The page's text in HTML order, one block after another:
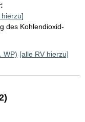
hierzu]
des Kohlendioxid-
WP) [alle RV hierzu]